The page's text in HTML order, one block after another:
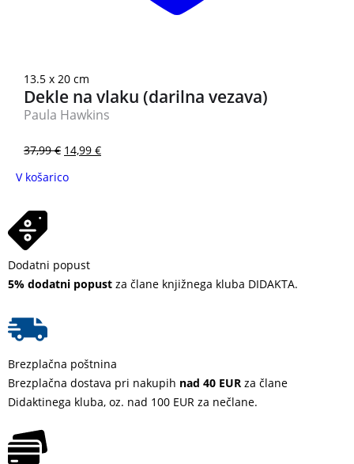
13.5 x 20 cm
Dekle na vlaku (darilna vezava)
Paula Hawkins
37,99€ 14,99 €
V košarico
Dodatni popust
5% dodatni popust za člane knjižnega kluba DIDAKTA.
Brezplačna poštnina
Brezplačna dostava pri nakupih nad 40 EUR za člane
Didaktinega kluba, oz. nad 100 EUR za nečlane.